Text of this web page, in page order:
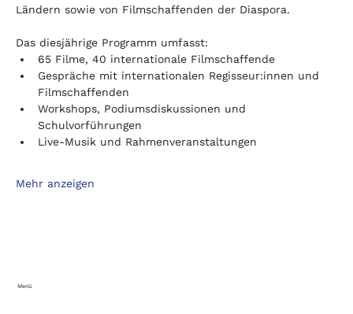
Ländern sowie von Filmschaffenden der Diaspora.
Das diesjährige Programm umfasst:
65 Filme, 40 internationale Filmschaffende
Gespräche mit internationalen Regisseur:innen und
Filmschaffenden
Workshops, Podiumsdiskussionen und
Schulvorführungen
Live-Musik und Rahmenveranstaltungen
Mehr anzeigen
Menü